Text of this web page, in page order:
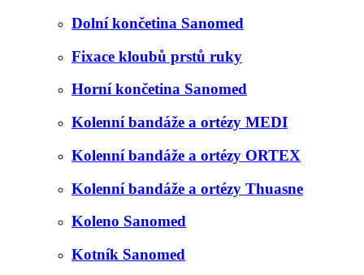
Dolní končetina Sanomed
Fixace kloubů prstů ruky
Horní končetina Sanomed
Kolenní bandáže a ortézy MEDI
Kolenní bandáže a ortézy ORTEX
Kolenní bandáže a ortézy Thuasne
Koleno Sanomed
Kotník Sanomed